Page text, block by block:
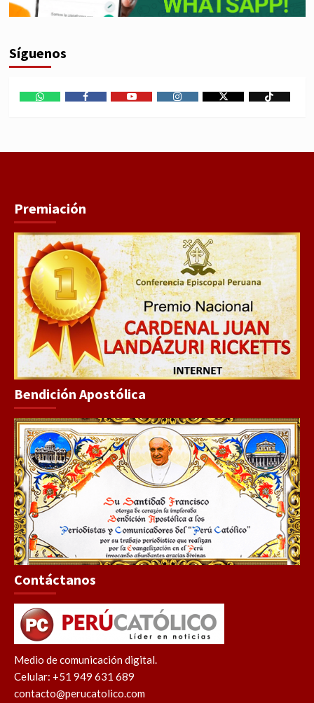
Síguenos
Premiación
Bendición Apostólica
Contáctanos
Medio de comunicación digital.
Celular: +51 949 631 689
contacto@perucatolico.com